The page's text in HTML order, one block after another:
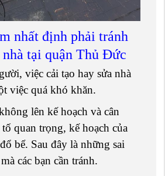
nhất định phải tránh
tại quận Thủ Đức
việc cải tạo hay sửa nhà
việc quá khó khăn.
lên kế hoạch và cân
quan trọng, kế hoạch của
bể. Sau đây là những sai
các bạn cần tránh.